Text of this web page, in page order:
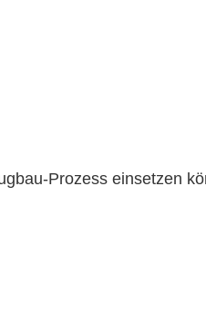
Prozess einsetzen